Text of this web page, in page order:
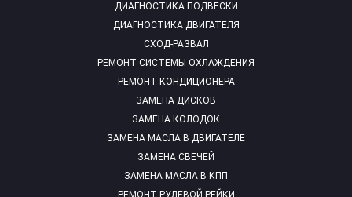
ДИАГНОСТИКА ПОДВЕСКИ
ДИАГНОСТИКА ДВИГАТЕЛЯ
СХОД-РАЗВАЛ
РЕМОНТ СИСТЕМЫ ОХЛАЖДЕНИЯ
РЕМОНТ КОНДИЦИОНЕРА
ЗАМЕНА ДИСКОВ
ЗАМЕНА КОЛОДОК
ЗАМЕНА МАСЛА В ДВИГАТЕЛЕ
ЗАМЕНА СВЕЧЕЙ
ЗАМЕНА МАСЛА В КПП